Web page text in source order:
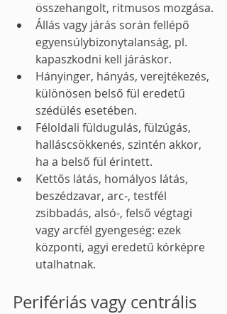
összehangolt, ritmusos mozgása.
Állás vagy járás során fellépő
egyensúlybizonytalanság, pl.
kapaszkodni kell járáskor.
Hányinger, hányás, verejtékezés,
különösen belső fül eredetű
szédülés esetében.
Féloldali füldugulás, fülzúgás,
halláscsökkenés, szintén akkor,
ha a belső fül érintett.
Kettős látás, homályos látás,
beszédzavar, arc-, testfél
zsibbadás, alsó-, felső végtagi
vagy arcfél gyengeség: ezek
központi, agyi eredetű kórképre
utalhatnak.
Perifériás vagy centrális